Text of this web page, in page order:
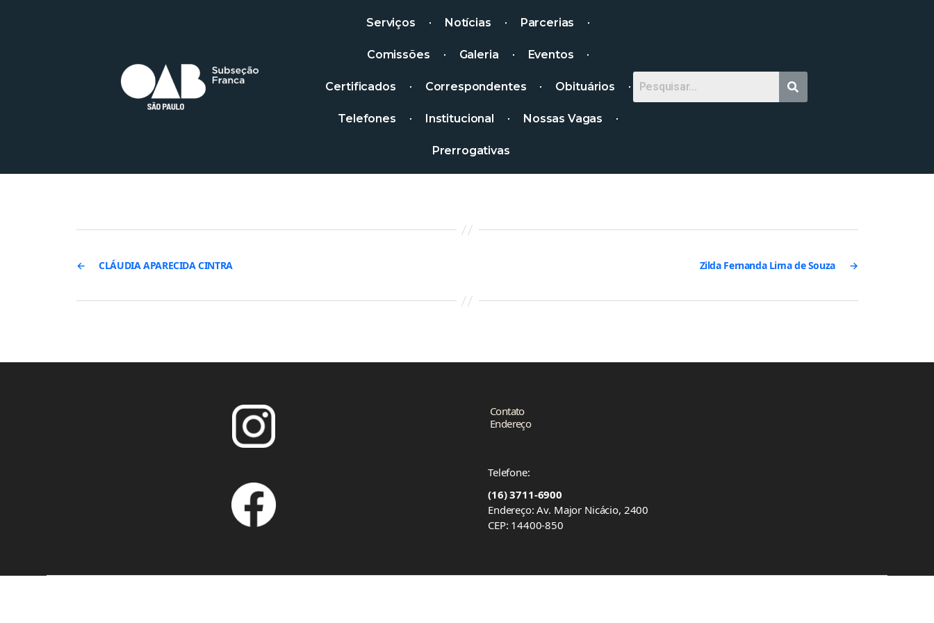
Serviços Notícias Parcerias
Comissões Galeria Eventos
Certificados Correspondentes Obituários
Telefones Institucional Nossas Vagas
Prerrogativas
← CLÁUDIA APARECIDA CINTRA →
Zilda Fernanda Lima de Souza
Contato
Endereço
Telefone:
(16) 3711-6900
Endereço: Av. Major Nicácio, 2400
CEP: 14400-850